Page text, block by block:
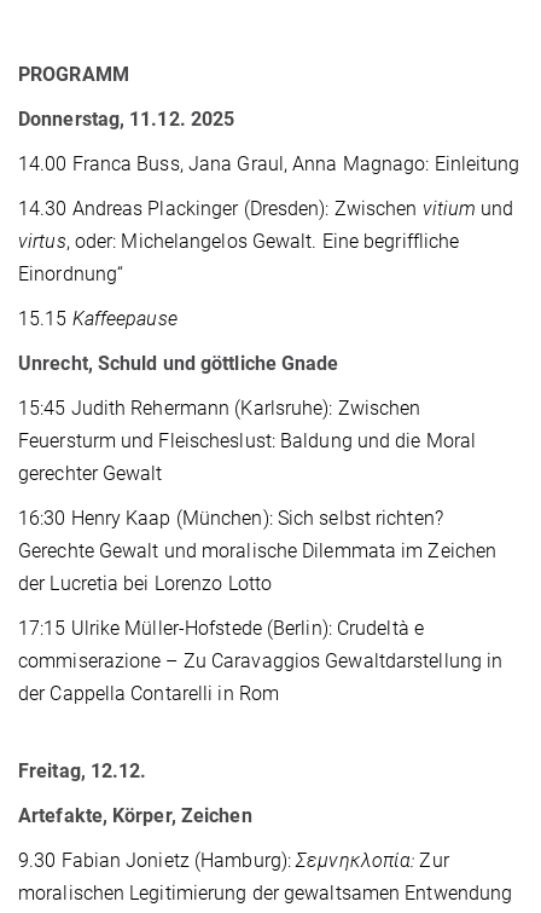
PROGRAMM
Donnerstag, 11.12. 2025
14.00 Franca Buss, Jana Graul, Anna Magnago: Einleitung
14.30 Andreas Plackinger (Dresden): Zwischen vitium und
virtus, oder: Michelangelos Gewalt. Eine begriffliche
Einordnung“
15.15 Kaffeepause
Unrecht, Schuld und göttliche Gnade
15:45 Judith Rehermann (Karlsruhe): Zwischen
Feuersturm und Fleischeslust: Baldung und die Moral
gerechter Gewalt
16:30 Henry Kaap (München): Sich selbst richten?
Gerechte Gewalt und moralische Dilemmata im Zeichen
der Lucretia bei Lorenzo Lotto
17:15 Ulrike Müller-Hofstede (Berlin): Crudeltà e
commiserazione – Zu Caravaggios Gewaltdarstellung in
der Cappella Contarelli in Rom
Freitag, 12.12.
Artefakte, Körper, Zeichen
9.30 Fabian Jonietz (Hamburg):Σεμνηκλοπία:Zur
moralischen Legitimierung der gewaltsamen Entwendung